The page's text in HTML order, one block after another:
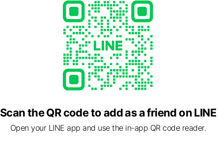
Scan the QR code to add as a friend on LINE
Open your LINE app and use the in-app QR code reader.